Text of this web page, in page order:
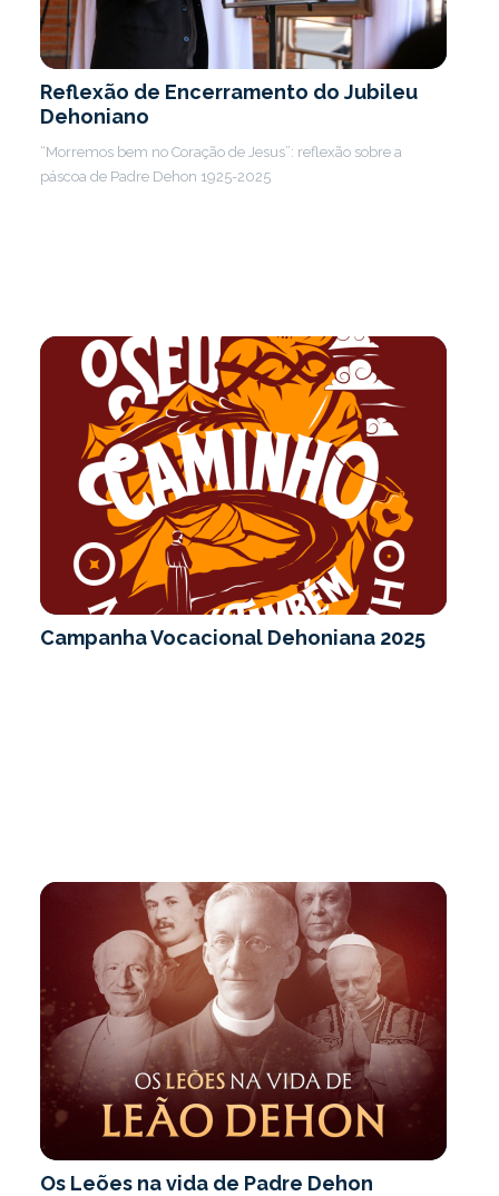
Reflexão de Encerramento do Jubileu
Dehoniano
“Morremos bem no Coração de Jesus”: reflexão sobre a
páscoa de Padre Dehon 1925-2025
Campanha Vocacional Dehoniana 2025
Os Leões na vida de Padre Dehon